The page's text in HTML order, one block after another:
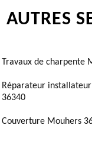
AUTRES
Travaux de charpente
Réparateur
36340
Couverture Mouhers